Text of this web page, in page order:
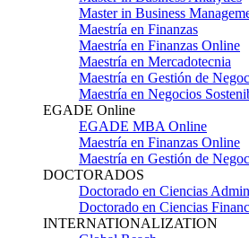
Master in Business
Maestría en Finanzas
Maestría en Finanzas Online
Maestría en Mercadotecnia
Maestría en Gestión de
Maestría en Negocios
EGADE Online
EGADE MBA Online
Maestría en Finanzas Online
Maestría en Gestión de
DOCTORADOS
Doctorado en Ciencias
Doctorado en Ciencias
INTERNATIONALIZATION